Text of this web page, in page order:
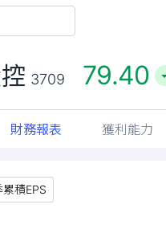
3709 79.40
財務報表 獲利能力
積EPS